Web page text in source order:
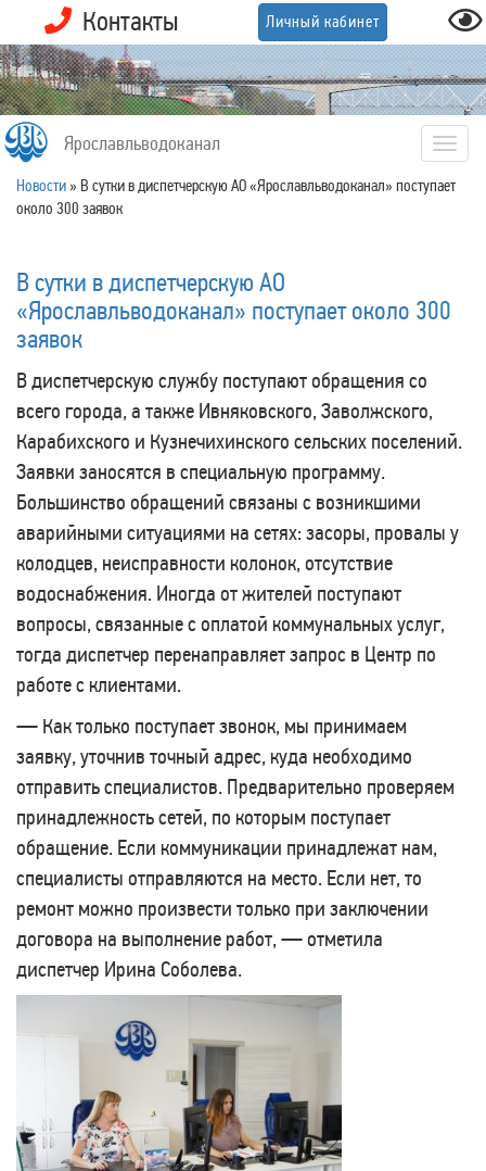
Контакты Личный кабинет
Ярославльводоканал
Новости » В сутки в диспетчерскую АО «Ярославльводоканал» поступает
около 300 заявок
В сутки в диспетчерскую АО
«Ярославльводоканал» поступает около 300
заявок
В диспетчерскую службу поступают обращения со
всего города, а также Ивняковского, Заволжского,
Карабихского и Кузнечихинского сельских поселений.
Заявки заносятся в специальную программу.
Большинство обращений связаны с возникшими
аварийными ситуациями на сетях: засоры, провалы у
колодцев, неисправности колонок, отсутствие
водоснабжения. Иногда от жителей поступают
вопросы, связанные с оплатой коммунальных услуг,
тогда диспетчер перенаправляет запрос в Центр по
работе с клиентами.
— Как только поступает звонок, мы принимаем
заявку, уточнив точный адрес, куда необходимо
отправить специалистов. Предварительно проверяем
принадлежность сетей, по которым поступает
обращение. Если коммуникации принадлежат нам,
специалисты отправляются на место. Если нет, то
ремонт можно произвести только при заключении
договора на выполнение работ, — отметила
диспетчер Ирина Соболева.